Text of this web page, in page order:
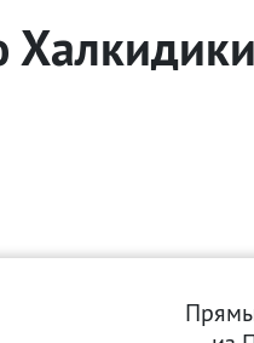
Халкидики